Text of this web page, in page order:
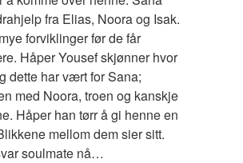
fra Elias, Noora og Isak.
forviklinger før de får
Håper Yousef skjønner hvor
dette har vært for Sana;
med Noora, troen og kanskje
Håper han tørr å gi henne en
mellom dem sier sitt.
soulmate nå…